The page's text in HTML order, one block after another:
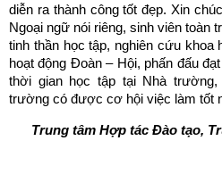
diễn ra thành công tốt đẹp. Xin
Ngoại ngữ nói riêng, sinh viên toàn
tinh thần học tập, nghiên cứu khoa
hoạt động Đoàn – Hội, phấn đấu
thời gian học tập tại Nhà
trường có được cơ hội việc làm tốt
Trung tâm Hợp tác Đào tạo,